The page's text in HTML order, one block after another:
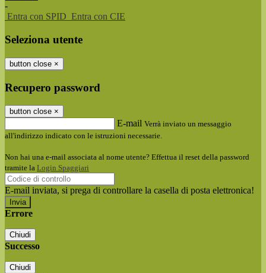
-
Entra con SPID Entra con CIE
Seleziona utente
button close ×
Recupero password
button close ×
E-mail Verrà inviato un messaggio
all'indirizzo indicato con le istruzioni necessarie.
Non hai una e-mail associata al nome utente? Effettua il reset della password
tramite la Login Spaggiari
E-mail inviata, si prega di controllare la casella di posta elettronica!
Errore
Chiudi
Successo
Chiudi